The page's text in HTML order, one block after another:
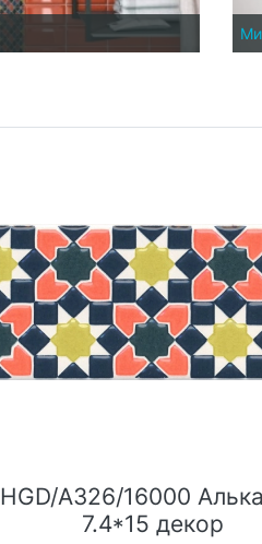
HGD/A326/16000
7.4*15 декор